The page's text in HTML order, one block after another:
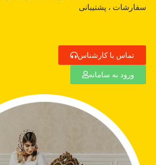
سفارشات ، پشتیبانی
تماس با کارشناس
ورود به سامانه